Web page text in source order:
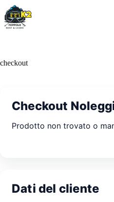
Salta
contenuto
checkout
Checkout
Prodotto non trovato o
Dati del cliente